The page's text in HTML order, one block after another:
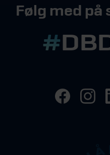
Følg med på
#